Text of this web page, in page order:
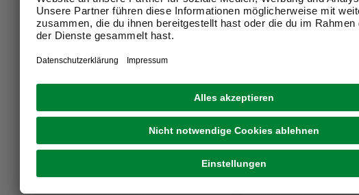
GECCO
Stockschraube, 6 mm, Stahl, 6 Stück
3,29 €
GECCO
Stockschraube,
Verzinkt, 8 Stück
6,79 €